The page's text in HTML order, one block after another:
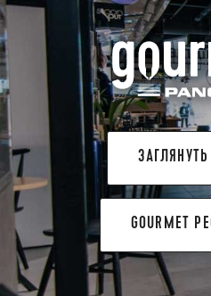
GOURMET